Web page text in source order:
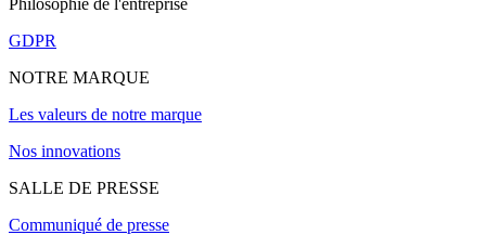
GDPR
NOTRE MARQUE
Les valeurs de notre marque
Nos innovations
SALLE DE PRESSE
Communiqué de presse